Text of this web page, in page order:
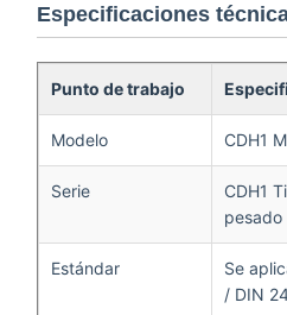
Especificaciones
Punto de trabajo
Modelo CDH1
Serie
CDH1
pesado
Estándar
Se
/ DIN